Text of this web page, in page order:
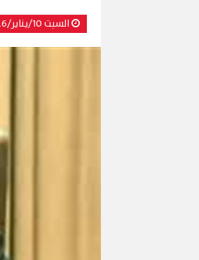
السبت 10/يناير/2026 - 10:50 ص